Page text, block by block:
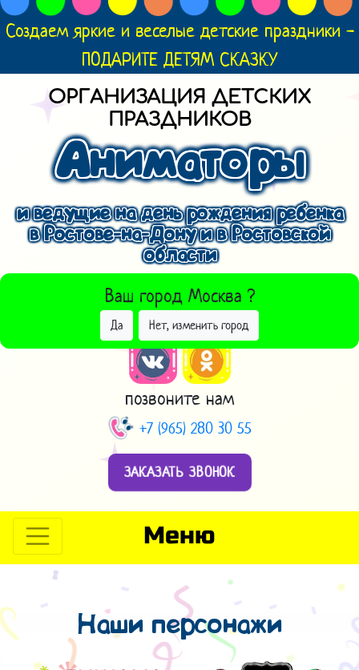
Создаем яркие и веселые детские праздники -
ПОДАРИТЕ ДЕТЯМ СКАЗКУ
ОРГАНИЗАЦИЯ ДЕТСКИХ
ПРАЗДНИКОВ
Аниматоры
и ведущие на день рождения ребенка
в Ростове-на-Дону и в Ростовской
области
Ваш город Москва ?
Да Нет, изменить город
ВЫБРАТЬ ДРУГОЙ ГОРОД
позвоните нам
+7 (965) 280 30 55
ЗАКАЗАТЬ ЗВОНОК
Меню
Наши персонажи